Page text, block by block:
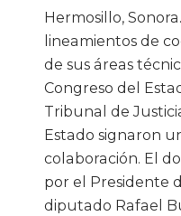
Hermosillo,
lineamientos de
de sus áreas
Congreso del
Tribunal de
Estado signaron
colaboración. El
por el Presidente
diputado Rafael